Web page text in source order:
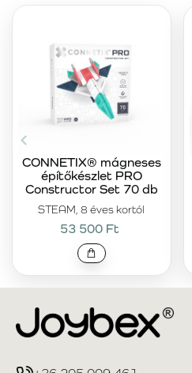
STEAM, 8 éves kortól
CONNETIX® mágneses
építőkészlet PRO
Constructor Set 70 db
53 500 Ft